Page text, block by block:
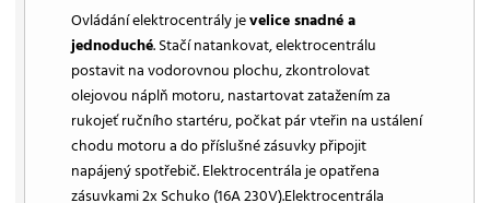
Ovládání elektrocentrály jevelice snadné a
jednoduché. Stačí natankovat, elektrocentrálu
postavit na vodorovnou plochu, zkontrolovat
olejovou náplň motoru, nastartovat zatažením za
rukojeť ručního startéru, počkat pár vteřin na ustálení
chodu motoru a do příslušné zásuvky připojit
napájený spotřebič. Elektrocentrála je opatřena
zásuvkami 2x Schuko (16A 230V).Elektrocentrála